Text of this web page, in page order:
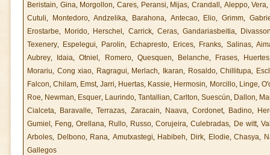
Beristain, Gina, Morgollon,Cares, Peransi, Mijas,Crandall, Aleppo,Vera
Cutuli, Montedoro,Andzelika, Barahona, Antecao, Elio,Grimm,
Erostarbe, Morido, Herschel, Carrick, Ceras,Gandariasbeitia,
Texenery, Espelegui, Parolin, Echapresto, Erices, Franks, Salinas,
Aubrey, Idaia,Otniel, Romero, Quesquen, Belanche, Frases, Huertes
Morariu, Cong xiao, Ragragui, Merlach, Ikaran, Rosaldo,Chillitupa,
Falcon,Chilam, Emst,Jarri, Huertas, Kassie, Hermosin, Morcillo, Linge,
Roe, Newman, Esquer, Laurindo, Tantallian, Carlton, Suescún, Dallon,
Cialceta, Baravalle,Terrazas, Zaracain, Naava, Cordonet, Badino,
Gumiel , Feng,Orellana, Rullo, Russo,Corujeira,Culebradas, De witt,
Arboles, Delbono, Rana, Amutxastegi, Habibeh, Dirk, Elodie,Chasya,
Gallegos